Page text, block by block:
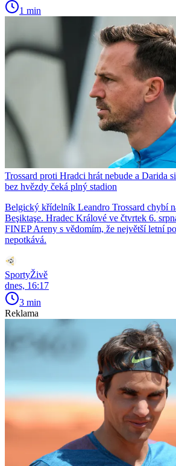
1 min
Trossard proti Hradci hrát nebude a Darida
bez hvězdy čeká plný stadion
Belgický křídelník Leandro Trossard chybí
Beşiktaşe. Hradec Králové ve čtvrtek 6.
FINEP Areny s vědomím, že největší letní
nepotkává.
SportyŽivě
dnes, 16:17
3 min
Reklama